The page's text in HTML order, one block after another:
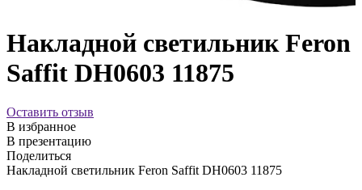
Накладной светильник Feron
Saffit DH0603 11875
Оставить отзыв
В избранное
В презентацию
Поделиться
Накладной светильник Feron Saffit DH0603 11875